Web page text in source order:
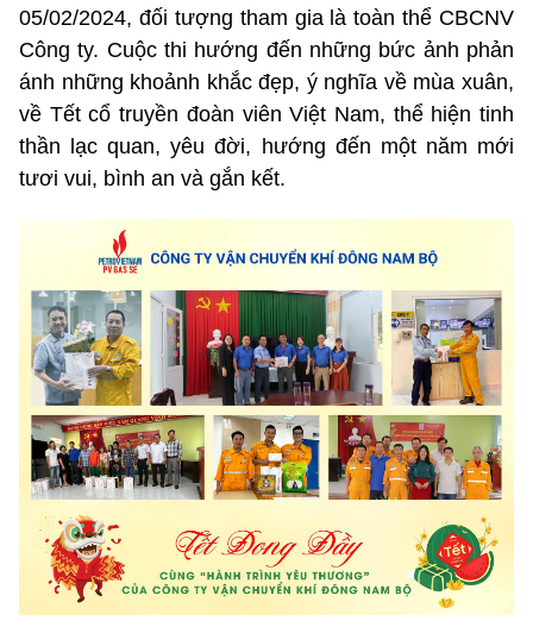
05/02/2024, đối tượng tham gia là toàn thể CBCNV
Công ty. Cuộc thi hướng đến những bức ảnh phản
ánh những khoảnh khắc đẹp, ý nghĩa về mùa xuân,
về Tết cổ truyền đoàn viên Việt Nam, thể hiện tinh
thần lạc quan, yêu đời, hướng đến một năm mới
tươi vui, bình an và gắn kết.